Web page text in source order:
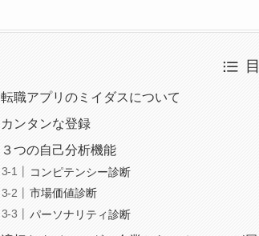
転職アプリのミイダスについて
カンタンな登録
３つの自己分析機能
コンピテンシー診断
市場価値診断
パーソナリティ診断